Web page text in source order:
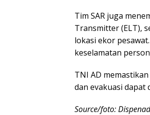
Tim SAR juga
Transmitter (ELT),
lokasi ekor
keselamatan
TNI AD
dan evakuasi dapat
Source/foto: Dispenad